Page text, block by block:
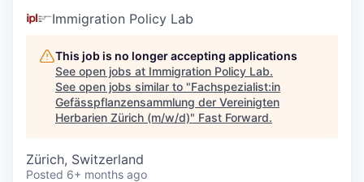
Immigration Policy Lab
This job is no longer accepting applications
See open jobs at Immigration Policy Lab.
See open jobs similar to "Fachspezialist:in
Gefässpflanzensammlung der Vereinigten
Herbarien Zürich (m/w/d)" Fast Forward.
Zürich, Switzerland
Posted 6+ months ago